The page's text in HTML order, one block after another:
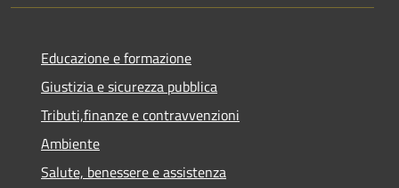
Educazione e formazione
Giustizia e sicurezza pubblica
Tributi,finanze e contravvenzioni
Ambiente
Salute, benessere e assistenza